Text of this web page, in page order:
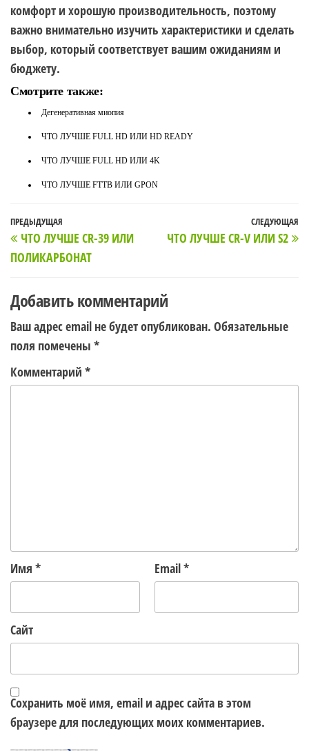
комфорт и хорошую производительность, поэтому
важно внимательно изучить характеристики и сделать
выбор, который соответствует вашим ожиданиям и
бюджету.
Смотрите также:
Дегенеративная миопия
ЧТО ЛУЧШЕ FULL HD ИЛИ HD READY
ЧТО ЛУЧШЕ FULL HD ИЛИ 4K
ЧТО ЛУЧШЕ FTTB ИЛИ GPON
Навигация
по
записям
Предыдущая
запись
ПРЕДЫДУЩАЯ
ЧТО ЛУЧШЕ CR-39 ИЛИ
ПОЛИКАРБОНАТ
СЛЕДУЮЩАЯ
ЧТО ЛУЧШЕ CR-V ИЛИ S2
Добавить комментарий
Ваш адрес email не будет опубликован. Обязательные
поля помечены *
Комментарий *
Имя * Email*
Сайт
Сохранить моё имя, email и адрес сайта в этом
браузере для последующих моих комментариев.